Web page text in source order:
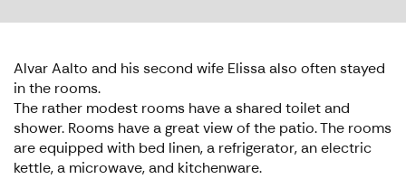
Alvar Aalto and his second wife Elissa also often stayed
in the rooms.
The rather modest rooms have a shared toilet and
shower. Rooms have a great view of the patio. The rooms
are equipped with bed linen, a refrigerator, an electric
kettle, a microwave, and kitchenware.